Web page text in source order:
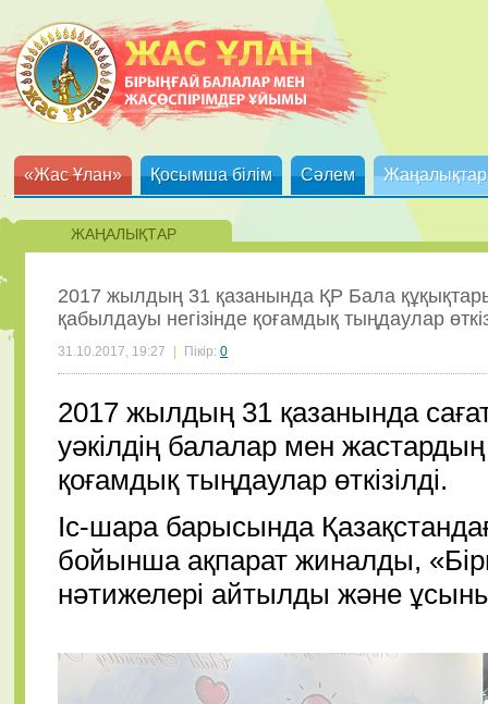
«Жас Ұлан» Қосымша білім Сәлем Жаңалықтар
ЖАҢАЛЫҚТАР
2017 жылдың 31 қазанында ҚР Бала
қабылдауы негізінде қоғамдық тыңдаулар
31.10.2017, 19:27 Пікір: 0
2017 жылдың 31 қазанында
уәкілдің балалар мен
қоғамдық тыңдаулар өткізілді.
Іс-шара барысында
бойынша ақпарат жиналды,
нәтижелері айтылды және